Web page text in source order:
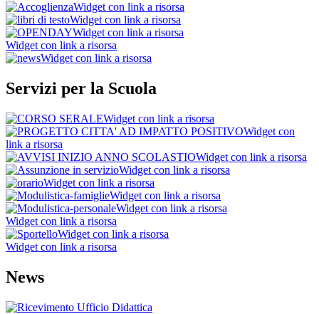
Widget con link a risorsa
Widget con link a risorsa
Widget con link a risorsa
Widget con link a risorsa
Widget con link a risorsa
Servizi per la Scuola
Widget con link a risorsa
Widget con
link a risorsa
Widget con link a risorsa
Widget con link a risorsa
Widget con link a risorsa
Widget con link a risorsa
Widget con link a risorsa
Widget con link a risorsa
Widget con link a risorsa
Widget con link a risorsa
News